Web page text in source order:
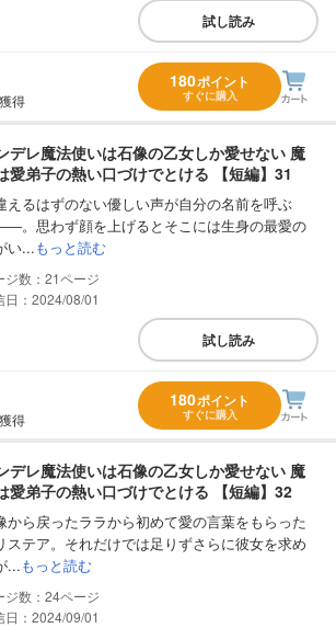
試し読み
得
180ポイント
すぐに購入
デレ魔法使いは石像の乙女しか愛せない 魔
愛弟子の熱い口づけでとける 【短編】31
えるはずのない優しい声が自分の名前を呼ぶ
。思わず顔を上げるとそこには生身の最愛の
い...もっと読む
21
日：2024/08/01
試し読み
得
180ポイント
すぐに購入
デレ魔法使いは石像の乙女しか愛せない 魔
愛弟子の熱い口づけでとける 【短編】32
から戻ったララから初めて愛の言葉をもらった
ステア。それだけでは足りずさらに彼女を求め
...もっと読む
24
日：2024/09/01